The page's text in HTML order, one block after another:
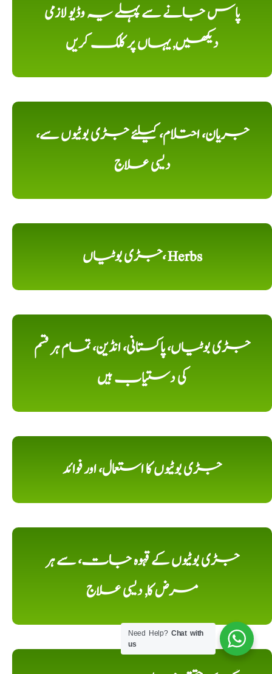
پاس جانے سے پہلے یہ وڈیو لازمی
دیکھیں, یہاں پر کلک کریں
جریان، احتلام، کیلئے جڑی بوٹیوں سے،
دیسی علاج
جڑی بوٹیاں، Herbs
جڑی بوٹیاں، پاکستانی، انڈین، تمام ہر قسم
کی دستیاب ہیں
جڑی بوٹیوں کا استعمال، اور فوائد
جڑی بوٹیوں کے قہوہ جات، سے ہر
مرض کا, دیسی علاج
Need Help?Chat with
us